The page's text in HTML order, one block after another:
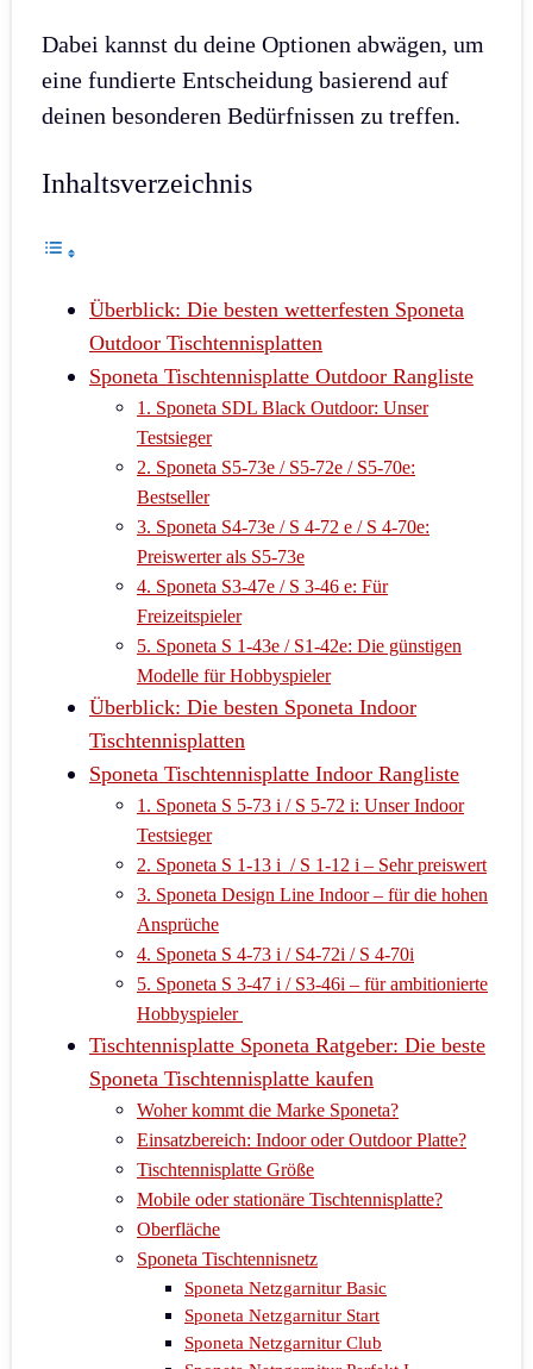
Dabei kannst du deine Optionen abwägen, um
eine fundierte Entscheidung basierend auf
deinen besonderen Bedürfnissen zu treffen.
Inhaltsverzeichnis
Überblick: Die besten wetterfesten Sponeta
Outdoor Tischtennisplatten
Sponeta Tischtennisplatte Outdoor Rangliste
1. Sponeta SDL Black Outdoor: Unser
Testsieger
2. Sponeta S5-73e / S5-72e / S5-70e:
Bestseller
3. Sponeta S4-73e / S 4-72 e / S 4-70e:
Preiswerter als S5-73e
4. Sponeta S3-47e / S 3-46 e: Für
Freizeitspieler
5. Sponeta S 1-43e / S1-42e: Die günstigen
Modelle für Hobbyspieler
Überblick: Die besten Sponeta Indoor
Tischtennisplatten
Sponeta Tischtennisplatte Indoor Rangliste
1. Sponeta S 5-73 i / S 5-72 i: Unser Indoor
Testsieger
2. Sponeta S 1-13 i / S 1-12 i – Sehr preiswert
3. Sponeta Design Line Indoor – für die hohen
Ansprüche
4. Sponeta S 4-73 i / S4-72i / S 4-70i
5. Sponeta S 3-47 i / S3-46i – für ambitionierte
Hobbyspieler
Tischtennisplatte Sponeta Ratgeber: Die beste
Sponeta Tischtennisplatte kaufen
Woher kommt die Marke Sponeta?
Einsatzbereich: Indoor oder Outdoor Platte?
Tischtennisplatte Größe
Mobile oder stationäre Tischtennisplatte?
Oberfläche
Sponeta Tischtennisnetz
Sponeta Netzgarnitur Basic
Sponeta Netzgarnitur Start
Sponeta Netzgarnitur Club